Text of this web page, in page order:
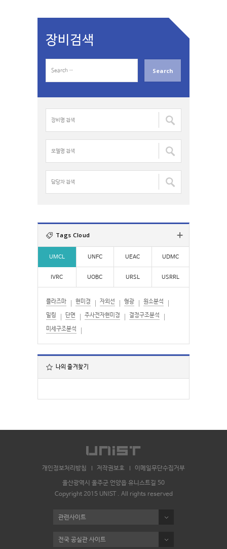
장비검색
a
명
색
:
델
명
:자
:
Tags Cloud
UMCL UNFC UEAC UDMC
IVRC UOBC URSL USRRL
플라즈마 현미경 자외선 형광 원소분석
밀링 단면 주사전자현미경 결정구조분석
미세구조분석
나의 즐겨찾기
개인정보처리방침 저작권보호 이메일무단수집거부
울산광역시 울주군 언양읍 유니스트길 50
Copyright 2015 UNIST . All rights reserved
관련사이트
전국 공실관 사이트